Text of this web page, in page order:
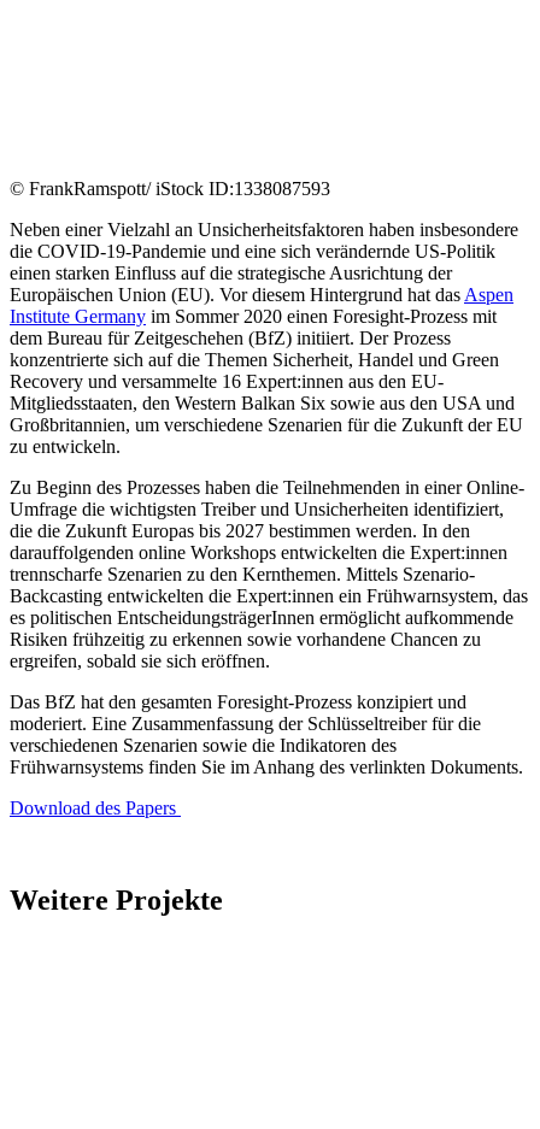
© FrankRamspott/ iStock ID:1338087593
Neben einer Vielzahl an Unsicherheitsfaktoren haben insbesondere
die COVID-19-Pandemie und eine sich verändernde US-Politik
einen starken Einfluss auf die strategische Ausrichtung der
Europäischen Union (EU). Vor diesem Hintergrund hat das Aspen
Institute Germany im Sommer 2020 einen Foresight-Prozess mit
dem Bureau für Zeitgeschehen (BfZ) initiiert. Der Prozess
konzentrierte sich auf die Themen Sicherheit, Handel und Green
Recovery und versammelte 16 Expert:innen aus den EU-
Mitgliedsstaaten, den Western Balkan Six sowie aus den USA und
Großbritannien, um verschiedene Szenarien für die Zukunft der EU
zu entwickeln.
Zu Beginn des Prozesses haben die Teilnehmenden in einer Online-
Umfrage die wichtigsten Treiber und Unsicherheiten identifiziert,
die die Zukunft Europas bis 2027 bestimmen werden. In den
darauffolgenden online Workshops entwickelten die Expert:innen
trennscharfe Szenarien zu den Kernthemen. Mittels Szenario-
Backcasting entwickelten die Expert:innen ein Frühwarnsystem, das
es politischen EntscheidungsträgerInnen ermöglicht aufkommende
Risiken frühzeitig zu erkennen sowie vorhandene Chancen zu
ergreifen, sobald sie sich eröffnen.
Das BfZ hat den gesamten Foresight-Prozess konzipiert und
moderiert. Eine Zusammenfassung der Schlüsseltreiber für die
verschiedenen Szenarien sowie die Indikatoren des
Frühwarnsystems finden Sie im Anhang des verlinkten Dokuments.
Download des Papers
Weitere Projekte